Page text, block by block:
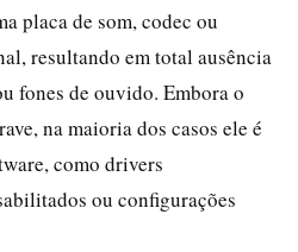
placa de som, codec ou
resultando em total ausência
fones de ouvido. Embora o
na maioria dos casos ele é
como drivers
ou configurações